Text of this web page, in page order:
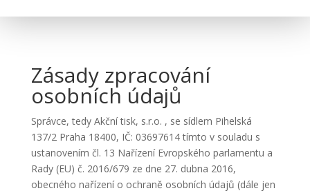
Zásady zpracování
osobních údajů
Správce, tedy Akční tisk, s.r.o. , se sídlem Pihelská
137/2 Praha 18400, IČ: 03697614 tímto v souladu s
ustanovením čl. 13 Nařízení Evropského parlamentu a
Rady (EU) č. 2016/679 ze dne 27. dubna 2016,
obecného nařízení o ochraně osobních údajů (dále jen